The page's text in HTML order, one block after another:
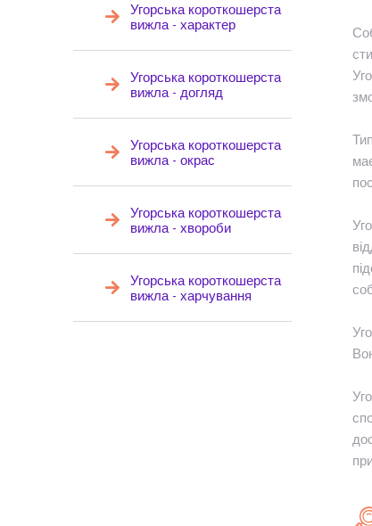
Угорська короткошерста
вижла - характер
Угорська короткошерста
вижла - догляд
Угорська короткошерста
вижла - окрас
Угорська короткошерста
вижла - хвороби
Угорська короткошерста
вижла - харчування